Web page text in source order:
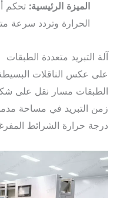
الميزة الرئيسية: تحكم
الحرارة وتردد سرعة
آلة التبريد متعددة الطبقات
على عكس الناقلات
زمن التبريد في مساحة
درجة حرارة الشرائط